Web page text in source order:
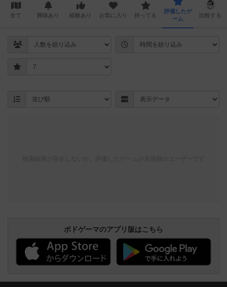
全て 興味あり 経験あり お気に入り 持ってる
評価したゲ
ーム
比較する
ボドゲーマのアプリ版はこちら